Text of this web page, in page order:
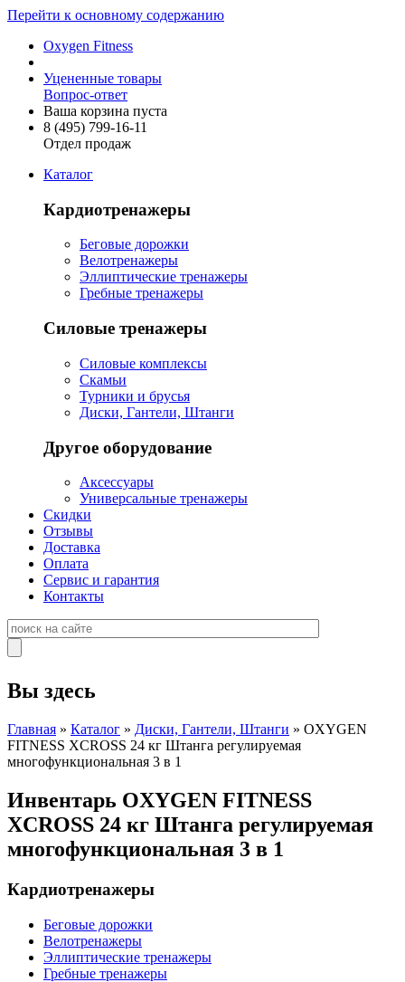
Перейти к основному содержанию
Oxygen Fitness
Уцененные товары
Вопрос-ответ
Ваша корзина пуста
8 (495) 799-16-11
Отдел продаж
Каталог
Кардиотренажеры
Беговые дорожки
Велотренажеры
Эллиптические тренажеры
Гребные тренажеры
Силовые тренажеры
Силовые комплексы
Скамьи
Турники и брусья
Диски, Гантели, Штанги
Другое оборудование
Аксессуары
Универсальные тренажеры
Скидки
Отзывы
Доставка
Оплата
Сервис и гарантия
Контакты
Вы здесь
Главная » Каталог » Диски, Гантели, Штанги » OXYGEN
FITNESS XCROSS 24 кг Штанга регулируемая
многофункциональная 3 в 1
Инвентарь OXYGEN FITNESS
XCROSS 24 кг Штанга регулируемая
многофункциональная 3 в 1
Кардиотренажеры
Беговые дорожки
Велотренажеры
Эллиптические тренажеры
Гребные тренажеры